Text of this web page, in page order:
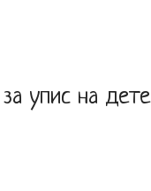
упис на дете